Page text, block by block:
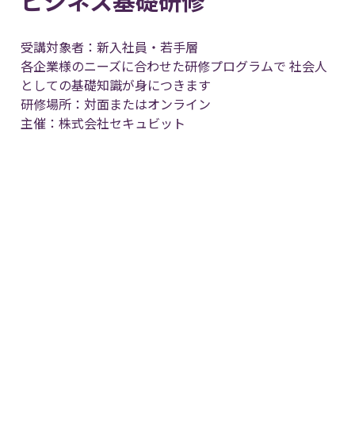
受講対象者：新⼊社員・若⼿層
各企業様のニーズに合わせた研修プログラムで 社会⼈
としての基礎知識が⾝につきます
研修場所：対面またはオンライン
主催：株式会社セキュビット